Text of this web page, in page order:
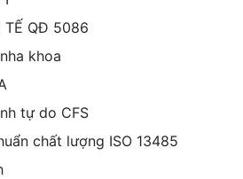
TẾ QĐ 5086
khoa
tự do CFS
chất lượng ISO 13485